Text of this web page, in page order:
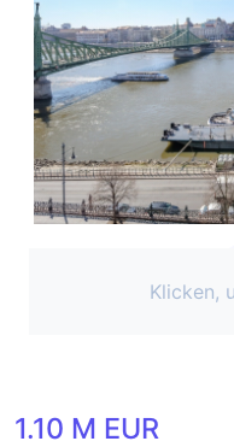
Klicken,
1.10 M EUR